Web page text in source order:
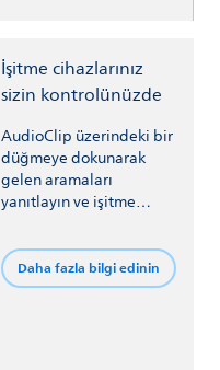
İşitme cihazlarınız
sizin kontrolünüzde
AudioClip üzerindeki bir
düğmeye dokunarak
gelen aramaları
yanıtlayın ve işitme
ayarlayın.
Daha fazla bilgi edinin